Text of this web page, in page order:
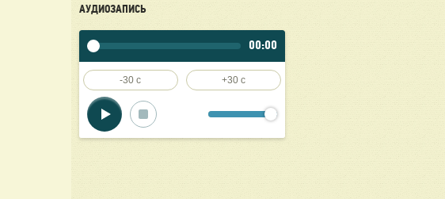
АУДИОЗАПИСЬ
00:00
-30 c +30 c